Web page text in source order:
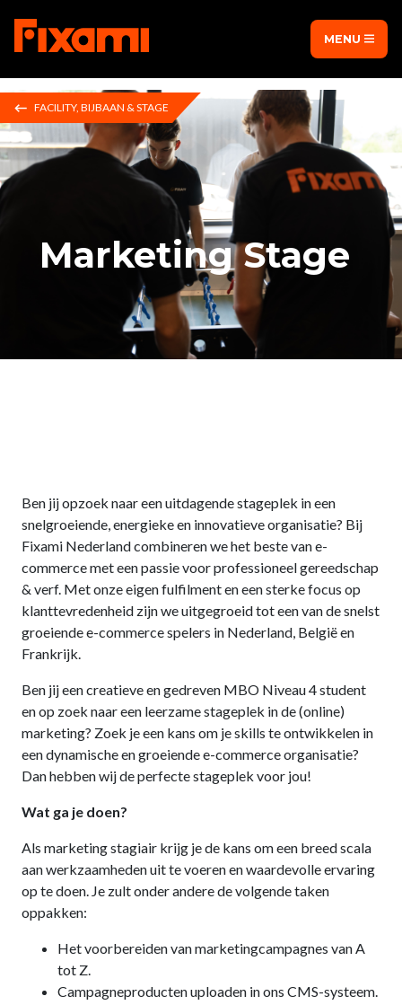
MENU
FACILITY, BIJBAAN & STAGE
Marketing Stage
Ben jij opzoek naar een uitdagende stageplek in een
snelgroeiende, energieke en innovatieve organisatie? Bij
Fixami Nederland combineren we het beste van e-
commerce met een passie voor professioneel gereedschap
& verf. Met onze eigen fulfilment en een sterke focus op
klanttevredenheid zijn we uitgegroeid tot een van de snelst
groeiende e-commerce spelers in Nederland, België en
Frankrijk.
Ben jij een creatieve en gedreven MBO Niveau 4 student
en op zoek naar een leerzame stageplek in de (online)
marketing? Zoek je een kans om je skills te ontwikkelen in
een dynamische en groeiende e-commerce organisatie?
Dan hebben wij de perfecte stageplek voor jou!
Wat ga je doen?
Als marketing stagiair krijg je de kans om een breed scala
aan werkzaamheden uit te voeren en waardevolle ervaring
op te doen. Je zult onder andere de volgende taken
oppakken:
Het voorbereiden van marketingcampagnes van A
tot Z.
Campagneproducten uploaden in ons CMS-systeem.